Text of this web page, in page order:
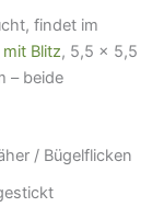
findet im
Blitz, 5,5 × 5,5
– beide
/ Bügelflicken